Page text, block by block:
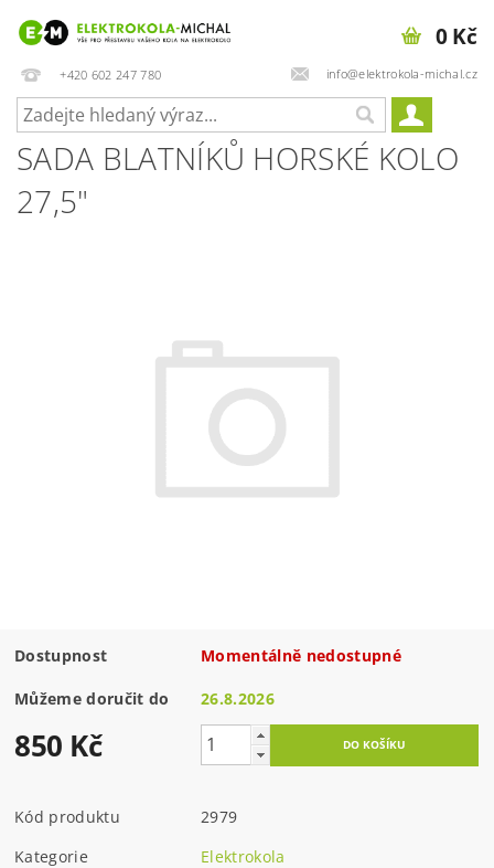
+420 602 247 780 info@elektrokola-michal.cz
0 Kč
SADA BLATNÍKŮ HORSKÉ KOLO
27,5"
Dostupnost Momentálně nedostupné
Můžeme doručit do 26.8.2026
850 Kč
Kód produktu
2979
Kategorie
Elektrokola